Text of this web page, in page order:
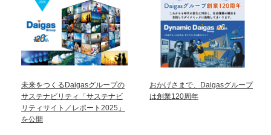
未来をつくるDaigasグループの
サステナビリティ「サステナビ
リティサイト／レポート2025」
を公開
おかげさまで、Daigasグループ
は創業120周年